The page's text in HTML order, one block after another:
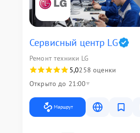
Сервисный центр LG
Ремонт техники LG
5,0258 оценки
Открыто до 21:00
Маршрут